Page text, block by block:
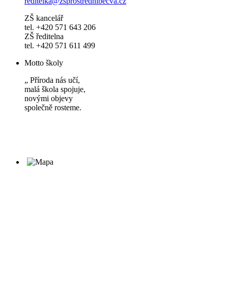
ZŠ kancelář
tel. +420 571 643 206
ZŠ ředitelna
tel. +420 571 611 499
Motto školy
„ Příroda nás učí,
malá škola spojuje,
novými objevy
společně rosteme.